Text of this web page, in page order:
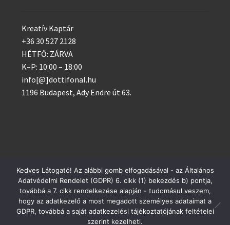
Postai csomagküldés szerdánként, GLS minden nap!
Bezárás
Kreatív Kaptár
+36 30 527 2128
HÉTFŐ: ZÁRVA
K–P: 10:00 – 18:00
info[@]dottifonal.hu
1196 Budapest, Ady Endre út 63.
© 2014 - 2023 Kreatív Kaptár
Adatvédelem
Kedves Látogató! Az alábbi gomb elfogadásával - az Általános
Adatvédelmi Rendelet (GDPR) 6. cikk (1) bekezdés b) pontja,
továbbá a 7. cikk rendelkezése alapján - tudomásul veszem,
hogy az adatkezelő a most megadott személyes adataimat a
GDPR, továbbá a saját adatkezelési tájékoztatójának feltételei
szerint kezelheti.